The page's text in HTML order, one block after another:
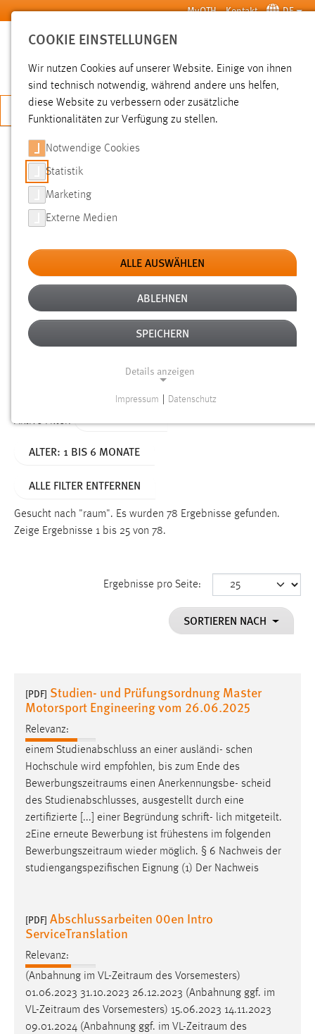
Zum Hauptinhalt springen MyOTH Kontakt DE
SUCHE
JETZT BEWERBEN
SUCHE
FILTER
Typ
Erstellungsdatum
Alter
Aktive Filter:
ALTER: 1 BIS 6 MONATE
ALLE FILTER ENTFERNEN
Gesucht nach "raum". Es wurden 78 Ergebnisse gefunden.
Zeige Ergebnisse 1 bis 25 von 78.
Ergebnisse pro Seite:
SORTIEREN NACH
[PDF] Studien- und Prüfungsordnung Master
Motorsport Engineering vom 26.06.2025
Relevanz:
einem Studienabschluss an einer ausländi- schen
Hochschule wird empfohlen, bis zum Ende des
Bewerbungszeitraums einen Anerkennungsbe- scheid
des Studienabschlusses, ausgestellt durch eine
zertifizierte [...] einer Begründung schrift- lich mitgeteilt.
2Eine erneute Bewerbung ist frühestens im folgenden
Bewerbungszeitraum wieder möglich. § 6 Nachweis der
studiengangspezifischen Eignung (1) Der Nachweis
[PDF] Abschlussarbeiten 00en Intro
ServiceTranslation
Relevanz:
(Anbahnung im VL-Zeitraum des Vorsemesters)
01.06.2023 31.10.2023 26.12.2023 (Anbahnung ggf. im
VL-Zeitraum des Vorsemesters) 15.06.2023 14.11.2023
09.01.2024 (Anbahnung ggf. im VL-Zeitraum des
COOKIE EINSTELLUNGEN
Wir nutzen Cookies auf unserer Website. Einige von ihnen
sind technisch notwendig, während andere uns helfen,
diese Website zu verbessern oder zusätzliche
Funktionalitäten zur Verfügung zu stellen.
Notwendige Cookies
Statistik
Marketing
Externe Medien
ALLE AUSWÄHLEN
ABLEHNEN
SPEICHERN
Details anzeigen
Funktionen und sind für die einwandfreie Funktion der
Name:
Dieser Cookie speichert die ausgewählten Einverständnis-
Performance
Name:
staticfilecache
Zweck:
Für performante Seitenauslieferung wird in diesem Cookie
gespeichert, ob man eingeloggt ist.
Sprachpräferenz
Name:
site-language-preference
Cookie Laufzeit:
30 Tage
Chat
Name:
Impressum Datenschutz